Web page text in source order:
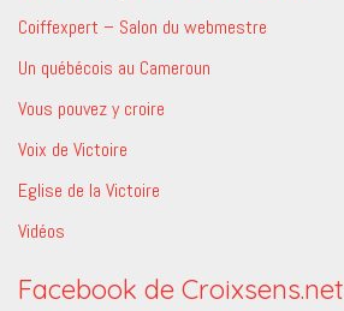
Coiffexpert – Salon du webmestre
Un québécois au Cameroun
Vous pouvez y croire
Voix de Victoire
Eglise de la Victoire
Vidéos
Facebook de Croixsens.net